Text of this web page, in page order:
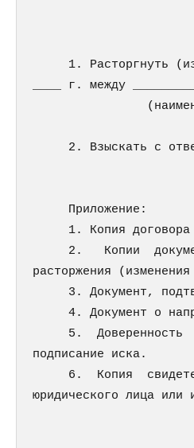
1. Расторгнуть
____ г. между
2. Взыскать с
     Приложение:
1. Копия
2.   Копии
расторжения
3. Документ,
4. Документ о
5.  Доверенность
подписание иска.
6.  Копия
юридического лица или